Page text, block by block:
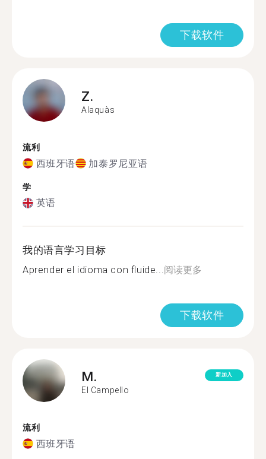
下载软件
Z.
Alaquàs
流利
西班牙语 加泰罗尼亚语
学
英语
我的语言学习目标
Aprender el idioma con fluide...阅读更多
下载软件
M.
El Campello
新加入
流利
西班牙语